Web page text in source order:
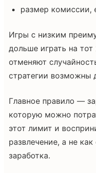
размер комиссии,
Игры с низким
дольше играть на
отменяют
стратегии возможны
Главное правило —
которую можно
этот лимит и
развлечение, а не
заработка.